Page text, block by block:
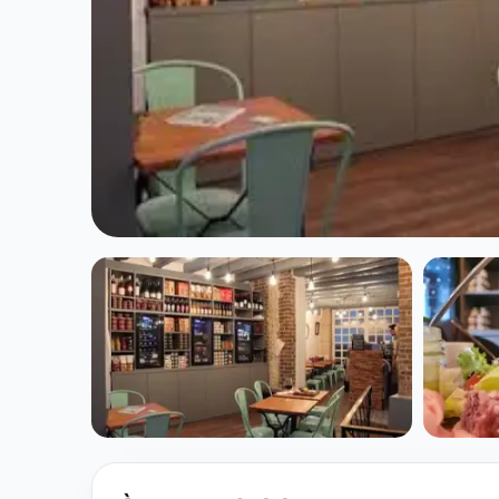
RESTAURANT
L Instant à
★ 4.9/5